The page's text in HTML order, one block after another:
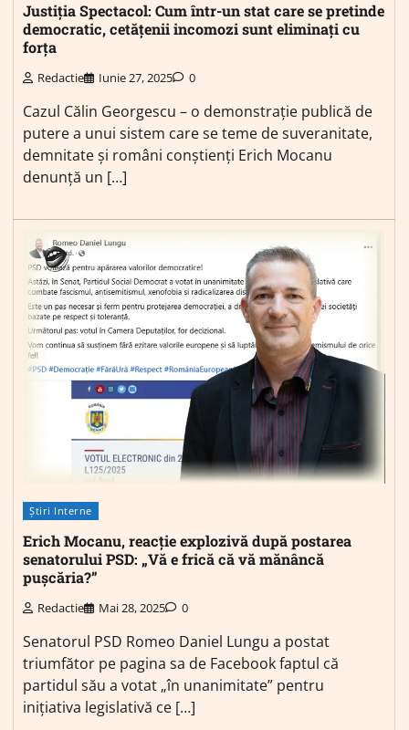
Justiția Spectacol: Cum într-un stat care se pretinde
democratic, cetățenii incomozi sunt eliminați cu
forța
Redactie Iunie 27, 2025 0
Cazul Călin Georgescu – o demonstrație publică de
putere a unui sistem care se teme de suveranitate,
demnitate și români conștienți Erich Mocanu
denunță un […]
Știri Interne
Erich Mocanu, reacție explozivă după postarea
senatorului PSD: „Vă e frică că vă mănâncă
pușcăria?”
Redactie Mai 28, 2025 0
Senatorul PSD Romeo Daniel Lungu a postat
triumfător pe pagina sa de Facebook faptul că
partidul său a votat „în unanimitate” pentru
inițiativa legislativă ce […]